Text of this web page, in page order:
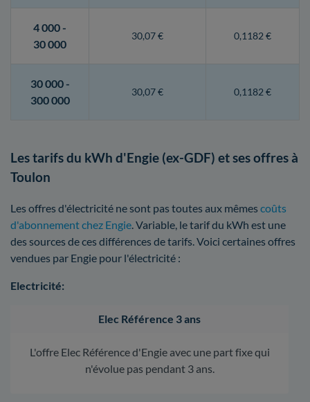
4 000 -
30 000
30,07 € 0,1182 €
30 000 -
300 000
30,07 € 0,1182 €
Les tarifs du kWh d'Engie (ex-GDF) et ses offres à
Toulon
Les offres d'électricité ne sont pas toutes aux mêmes coûts
d'abonnement chez Engie. Variable, le tarif du kWh est une
des sources de ces différences de tarifs. Voici certaines offres
vendues par Engie pour l'électricité :
Electricité:
Elec Référence 3 ans
L'offre Elec Référence d'Engie avec une part fixe qui
n'évolue pas pendant 3 ans.